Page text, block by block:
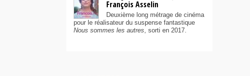
François Asselin
Deuxième long métrage de cinéma
pour le réalisateur du suspense fantastique
Nous sommes les autres, sorti en 2017.